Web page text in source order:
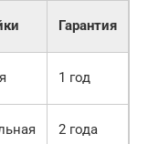
Гарантия
1 год
2 года